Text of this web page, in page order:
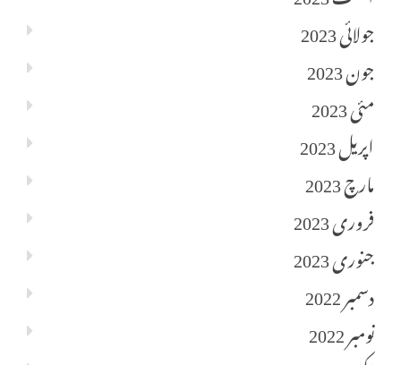
جولائی 2023
جون 2023
مئی 2023
اپریل 2023
مارچ 2023
فروری 2023
جنوری 2023
دسمبر 2022
نومبر 2022